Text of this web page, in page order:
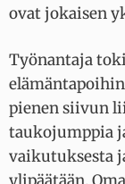
ovat jokaisen
Työnantaja
pienen siivun
taukojumppia
vaikutuksesta